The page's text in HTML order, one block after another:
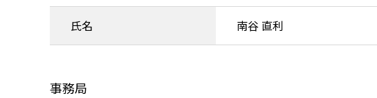
氏名 南谷 直利
事務局